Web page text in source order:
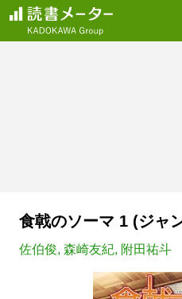
食戟のソーマ 1 (ジャ
佐伯俊, 森崎友紀, 附田祐斗